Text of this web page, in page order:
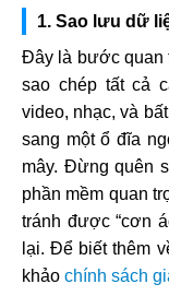
1. Sao lưu dữ
Đây là bước quan
sao chép tất cả
video, nhạc, và
sang một ổ đĩa
mây. Đừng quên
phần mềm quan
tránh được “cơn
lại. Để biết thêm
khảo chính sách